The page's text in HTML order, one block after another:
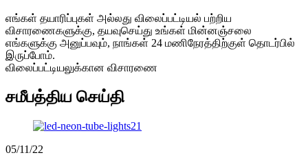
எங்கள் தயாரிப்புகள் அல்லது விலைப்பட்டியல் பற்றிய
விசாரணைகளுக்கு, தயவுசெய்து உங்கள் மின்னஞ்சலை
எங்களுக்கு அனுப்பவும், நாங்கள் 24 மணிநேரத்திற்குள் தொடர்பில்
இருப்போம்.
விலைப்பட்டியலுக்கான விசாரணை
சமீபத்திய செய்தி
05/11/22